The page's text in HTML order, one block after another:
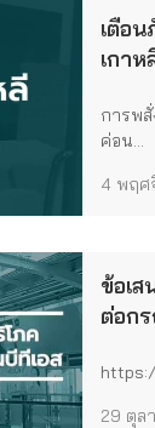
เตือน
เกา
การพ
ค่อน...
4 พฤศ
ข้อเ
ต่อก
29 ตุล